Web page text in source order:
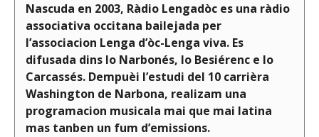
Nascuda en 2003, Ràdio Lengadòc es una ràdio
associativa occitana bailejada per
l’associacion Lenga d’òc-Lenga viva. Es
difusada dins lo Narbonés, lo Besiérenc e lo
Carcassés. Dempuèi l’estudi del 10 carrièra
Washington de Narbona, realizam una
programacion musicala mai que mai latina
mas tanben un fum d’emissions.